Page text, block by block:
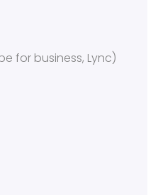
for business, Lync)